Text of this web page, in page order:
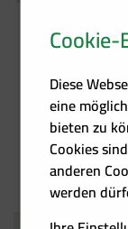
/
Diese
eine
bieten zu
Cookies
anderen
werden